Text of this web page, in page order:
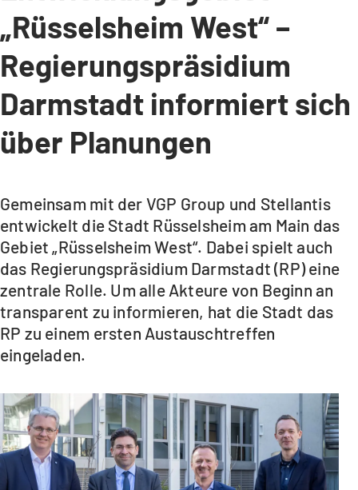
„Rüsselsheim West“ –
Regierungspräsidium
Darmstadt informiert sich
über Planungen
Gemeinsam mit der VGP Group und Stellantis
entwickelt die Stadt Rüsselsheim am Main das
Gebiet „Rüsselsheim West“. Dabei spielt auch
das Regierungspräsidium Darmstadt (RP) eine
zentrale Rolle. Um alle Akteure von Beginn an
transparent zu informieren, hat die Stadt das
RP zu einem ersten Austauschtreffen
eingeladen.